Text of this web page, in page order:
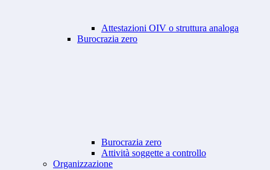
Attestazioni OIV o struttura analoga
Burocrazia zero
Burocrazia zero
Attività soggette a controllo
Organizzazione